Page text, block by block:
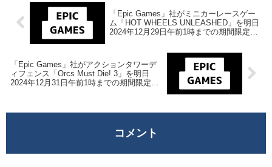
「Epic Games」社がミニカーレースゲー
ム「HOT WHEELS UNLEASHED」を明日
2024年12月29日午前1時までの期間限定で
「Epic Games」社がアクションタワーデ
ィフェンス「Orcs Must Die! 3」を明日
2024年12月31日午前1時までの期間限定で
コメント